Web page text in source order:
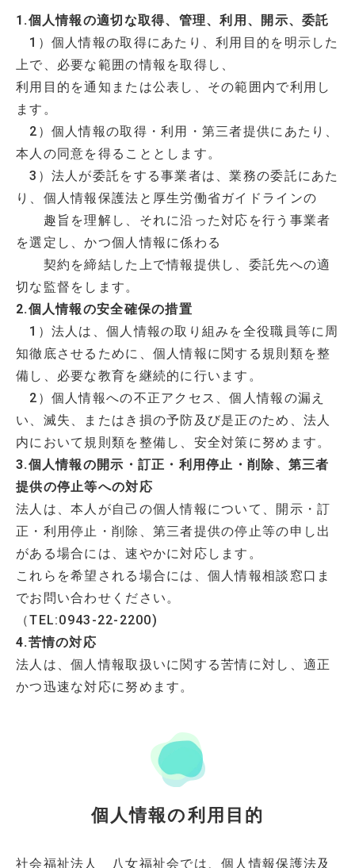
1.個人情報の適切な取得、管理、利用、開示、委託
1）個人情報の取得にあたり、利用目的を明示した
上で、必要な範囲の情報を取得し、
利用目的を通知または公表し、その範囲内で利用し
ます。
2）個人情報の取得・利用・第三者提供にあたり、
本人の同意を得ることとします。
3）法人が委託をする事業者は、業務の委託にあた
り、個人情報保護法と厚生労働省ガイドラインの
趣旨を理解し、それに沿った対応を行う事業者
を選定し、かつ個人情報に係わる
契約を締結した上で情報提供し、委託先への適
切な監督をします。
2.個人情報の安全確保の措置
1）法人は、個人情報の取り組みを全役職員等に周
知徹底させるために、個人情報に関する規則類を整
備し、必要な教育を継続的に行います。
2）個人情報への不正アクセス、個人情報の漏え
い、滅失、またはき損の予防及び是正のため、法人
内において規則類を整備し、安全対策に努めます。
3.個人情報の開示・訂正・利用停止・削除、第三者
提供の停止等への対応
法人は、本人が自己の個人情報について、開示・訂
正・利用停止・削除、第三者提供の停止等の申し出
がある場合には、速やかに対応します。
これらを希望される場合には、個人情報相談窓口ま
でお問い合わせください。
（TEL:0943-22-2200)
4.苦情の対応
法人は、個人情報取扱いに関する苦情に対し、適正
かつ迅速な対応に努めます。
個人情報の利用目的
社会福祉法人 八女福祉会では、個人情報保護法及